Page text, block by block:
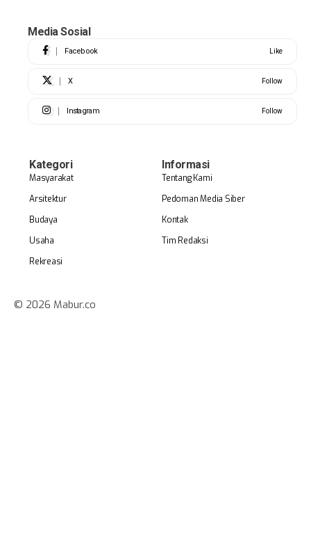
Media Sosial
Facebook Like
X Follow
Instagram Follow
Kategori
Masyarakat
Arsitektur
Budaya
Usaha
Rekreasi
Informasi
Tentang Kami
Pedoman Media Siber
Kontak
Tim Redaksi
© 2026 Mabur.co